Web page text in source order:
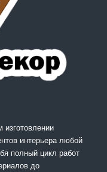
интерьера любой
полный цикл работ
до